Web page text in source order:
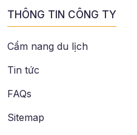
THÔNG TIN CÔNG TY
Cẩm nang du lịch
Tin tức
FAQs
Sitemap